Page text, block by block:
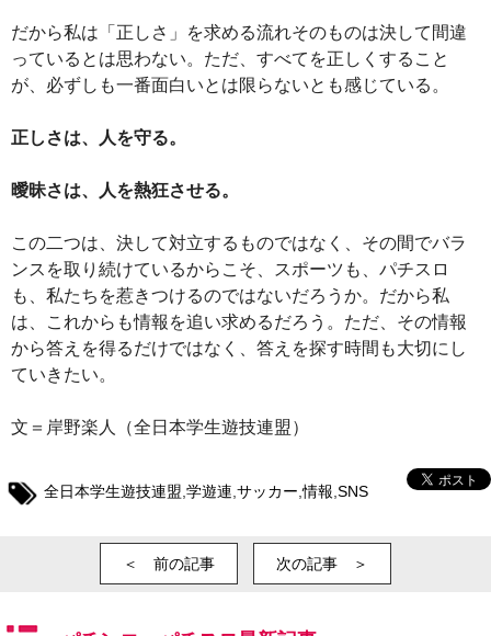
だから私は「正しさ」を求める流れそのものは決して間違
っているとは思わない。ただ、すべてを正しくすること
が、必ずしも一番面白いとは限らないとも感じている。
正しさは、人を守る。
曖昧さは、人を熱狂させる。
この二つは、決して対立するものではなく、その間でバラ
ンスを取り続けているからこそ、スポーツも、パチスロ
も、私たちを惹きつけるのではないだろうか。だから私
は、これからも情報を追い求めるだろう。ただ、その情報
から答えを得るだけではなく、答えを探す時間も大切にし
ていきたい。
文＝岸野楽人（全日本学生遊技連盟）
全日本学生遊技連盟,学遊連,サッカー,情報,SNS
＜ 前の記事 次の記事 ＞